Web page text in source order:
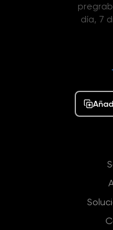
día, 7